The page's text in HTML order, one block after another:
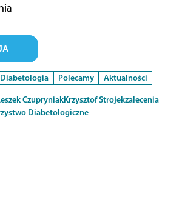
Polecamy
Aktualności
CzupryniakKrzysztof Strojekzalecenia
Diabetologiczne